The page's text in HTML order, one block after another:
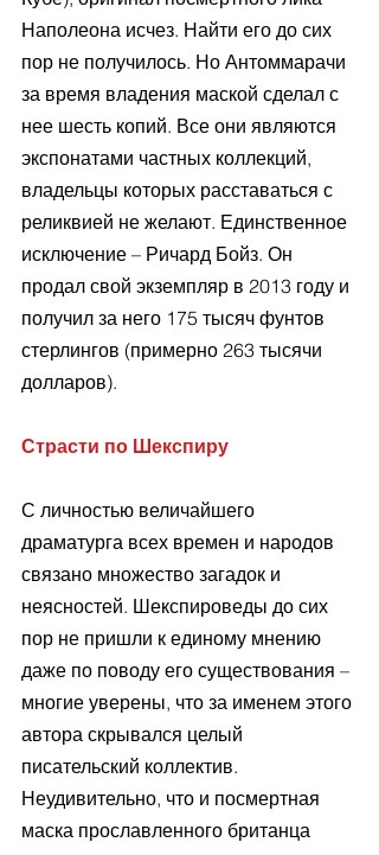
Наполеона исчез. Найти его до сих
пор не получилось. Но Антоммарачи
за время владения маской сделал с
нее шесть копий. Все они являются
экспонатами частных коллекций,
владельцы которых расставаться с
реликвией не желают. Единственное
исключение – Ричард Бойз. Он
продал свой экземпляр в 2013 году и
получил за него 175 тысяч фунтов
стерлингов (примерно 263 тысячи
долларов).
Страсти по Шекспиру
С личностью величайшего
драматурга всех времен и народов
связано множество загадок и
неясностей. Шекспироведы до сих
пор не пришли к единому мнению
даже по поводу его существования –
многие уверены, что за именем этого
автора скрывался целый
писательский коллектив.
Неудивительно, что и посмертная
маска прославленного британца